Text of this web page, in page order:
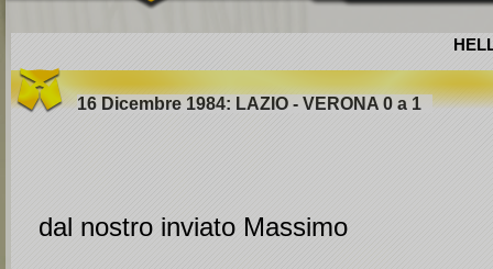
16 Dicembre 1984: LAZIO - VERONA 0 a 1
dal nostro inviato Massimo